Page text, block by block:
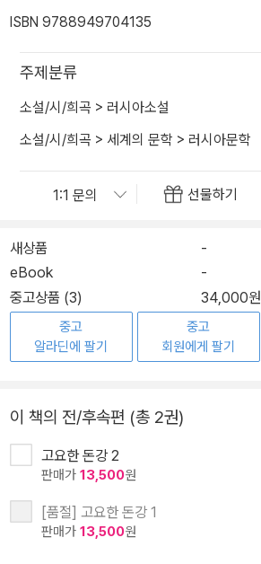
ISBN 9788949704135
주제분류
소설/시/희곡 > 러시아소설
소설/시/희곡 > 세계의 문학 > 러시아문학
선물하기
새상품
-
eBook
-
중고상품 (3) 34,000원
중고
알라딘에 팔기
중고
회원에게 팔기
이 책의 전/후속편 (총 2권)
고요한 돈강 2
판매가 13,500원
[품절] 고요한 돈강 1
판매가 13,500원